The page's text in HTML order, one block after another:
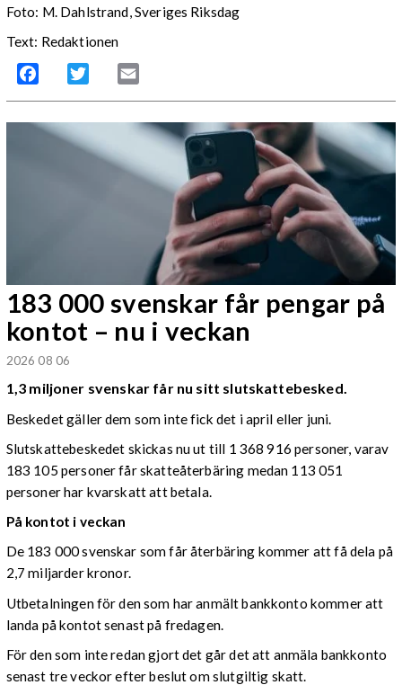
Foto: M. Dahlstrand, Sveriges Riksdag
Text: Redaktionen
Facebook Twitter
183 000 svenskar får pengar på
kontot – nu i veckan
2026 08 06
1,3 miljoner svenskar får nu sitt slutskattebesked.
Beskedet gäller dem som inte fick det i april eller juni.
Slutskattebeskedet skickas nu ut till 1 368 916 personer, varav
183 105 personer får skatteåterbäring medan 113 051
personer har kvarskatt att betala.
På kontot i veckan
De 183 000 svenskar som får återbäring kommer att få dela på
2,7 miljarder kronor.
Utbetalningen för den som har anmält bankkonto kommer att
landa på kontot senast på fredagen.
För den som inte redan gjort det går det att anmäla bankkonto
senast tre veckor efter beslut om slutgiltig skatt.